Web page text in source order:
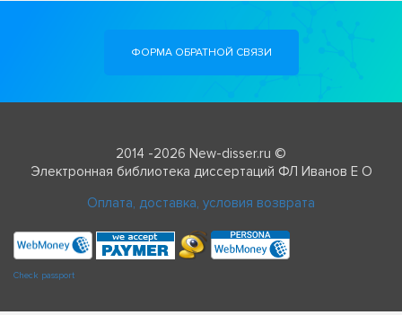
ФОРМА ОБРАТНОЙ СВЯЗИ
2014 -2026 New-disser.ru ©
Электронная библиотека диссертаций ФЛ Иванов Е О
Оплата, доставка, условия возврата
Check passport